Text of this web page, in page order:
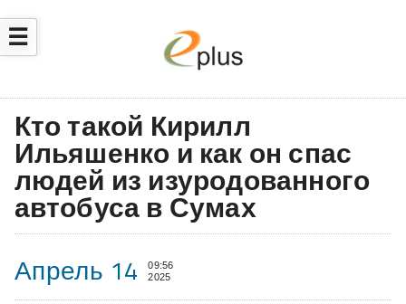
☰
Кто такой Кирилл
Ильяшенко и как он спас
людей из изуродованного
автобуса в Сумах
Апрель 14
09:56
2025